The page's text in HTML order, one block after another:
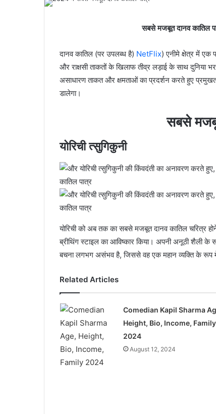
सबसे मजबूत दानव कातिल
दानव कातिल (पर उपलब्ध है) NetFlix) एनीमे क्षेत्र में एक
और राक्षसी ताकतों के खिलाफ तीव्र लड़ाई के साथ
असाधारण ताकत और क्षमताओं का प्रदर्शन करते हुए
डालेगा।
सबसे
योरिची त्सुगिकुनी
योरिची को अब तक का सबसे मजबूत दानव कातिल चरित्र
ब्रीथिंग स्टाइल का आविष्कार किया। अपनी अनूठी शैली के
बचना लगभग असंभव है, जिससे वह एक महान व्यक्ति के रूप में
Related Articles
Comedian Kapil Sharma
Height, Bio, Income, Family
2024
August 12, 2024